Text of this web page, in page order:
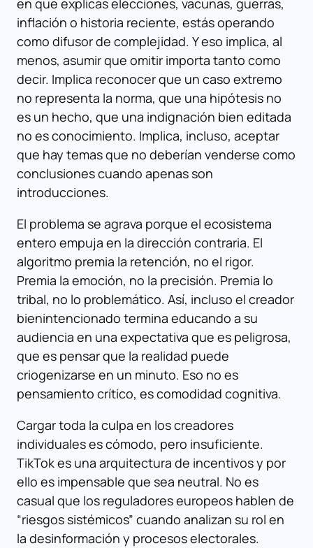
en que explicas elecciones, vacunas, guerras,
inflación o historia reciente, estás operando
como difusor de complejidad. Y eso implica, al
menos, asumir que omitir importa tanto como
decir. Implica reconocer que un caso extremo
no representa la norma, que una hipótesis no
es un hecho, que una indignación bien editada
no es conocimiento. Implica, incluso, aceptar
que hay temas que no deberían venderse como
conclusiones cuando apenas son
introducciones.
El problema se agrava porque el ecosistema
entero empuja en la dirección contraria. El
algoritmo premia la retención, no el rigor.
Premia la emoción, no la precisión. Premia lo
tribal, no lo problemático. Así, incluso el creador
bienintencionado termina educando a su
audiencia en una expectativa que es peligrosa,
que es pensar que la realidad puede
criogenizarse en un minuto. Eso no es
pensamiento crítico, es comodidad cognitiva.
Cargar toda la culpa en los creadores
individuales es cómodo, pero insuficiente.
TikTok es una arquitectura de incentivos y por
ello es impensable que sea neutral. No es
casual que los reguladores europeos hablen de
“riesgos sistémicos” cuando analizan su rol en
la desinformación y procesos electorales.